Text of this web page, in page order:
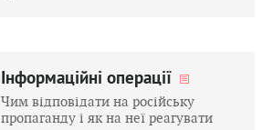
Інформаційні операції
Чим відповідати на російську
пропаганду і як на неї реагувати